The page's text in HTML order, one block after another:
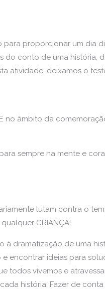
para proporcionar um dia
do conto de uma história,
atividade, deixamos o
no âmbito da
sempre na mente e
lutam contra o
CRIANÇA!
à dramatização de uma
encontrar ideias para
todos vivemos e
história. Fazer de